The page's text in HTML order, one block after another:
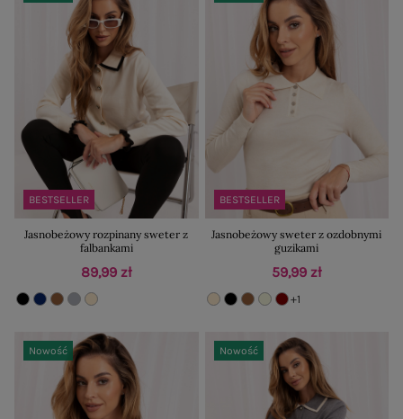
BESTSELLER
Jasnobeżowy rozpinany sweter z
falbankami
89,99 zł
BESTSELLER
Jasnobeżowy sweter z ozdobnymi
guzikami
59,99 zł
+1
Nowość Nowość